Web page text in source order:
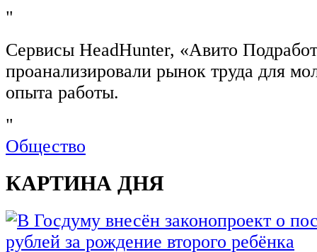
"
Сервисы HeadHunter, «Авито
проанализировали рынок труда для
опыта работы.
"
Общество
КАРТИНА ДНЯ